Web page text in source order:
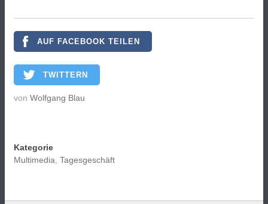
AUF FACEBOOK TEILEN
TWITTERN
von Wolfgang Blau
Kategorie
Multimedia Tagesgeschäft